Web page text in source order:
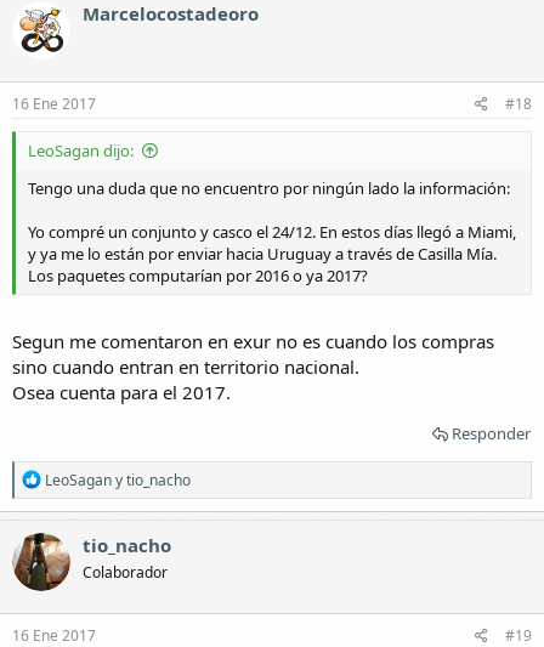
c
i
n
e
Marcelocostadeoro
16 Ene 2017 #18
LeoSagan dijo:
Tengo una duda que no encuentro por ningún lado la información:
Yo compré un conjunto y casco el 24/12. En estos días llegó a Miami,
y ya me lo están por enviar hacia Uruguay a través de Casilla Mía.
Los paquetes computarían por 2016 o ya 2017?
Segun me comentaron en exur no es cuando los compras
sino cuando entran en territorio nacional.
Osea cuenta para el 2017.
Responder
R
e
a
c
c
i
o
n
e
LeoSaganytio_nacho
tio_nacho
Colaborador
16 Ene 2017 #19